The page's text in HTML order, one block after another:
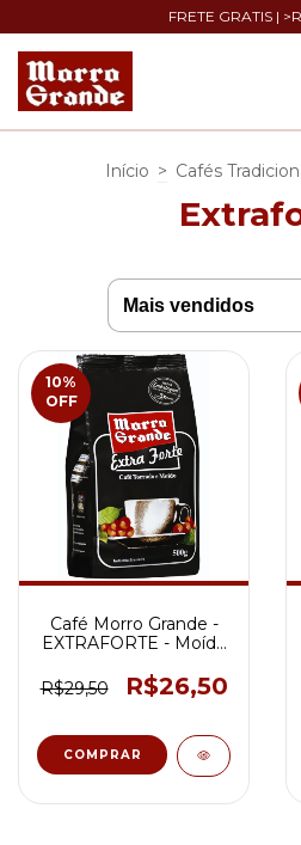
FRETE GRATIS |
Início > Cafés
10%
OFF
Café Morro Grande -
EXTRAFORTE - Moído
R$29,50
R$26,50